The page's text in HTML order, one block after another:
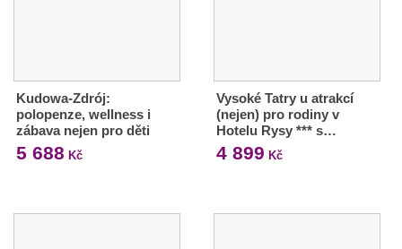
Kudowa-Zdrój:
polopenze, wellness i
zábava nejen pro děti
5 688 Kč
Vysoké Tatry u atrakcí
(nejen) pro rodiny v
Hotelu Rysy *** s…
4 899 Kč